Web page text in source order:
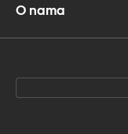
O nama